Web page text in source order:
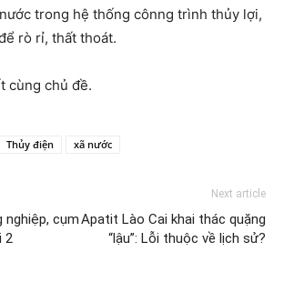
trong hệ thống cônng trình thủy lợi,
rò rỉ, thất thoát.
cùng chủ đề.
Thủy điện xã nước
nghiệp, cụm
2
Next article
Apatit Lào Cai khai thác quặng
“lậu”: Lỗi thuộc về lịch sử?